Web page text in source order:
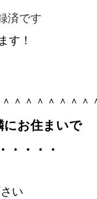
済です
す！
＾＾＾＾＾＾
にお住まいで
・・・・
い